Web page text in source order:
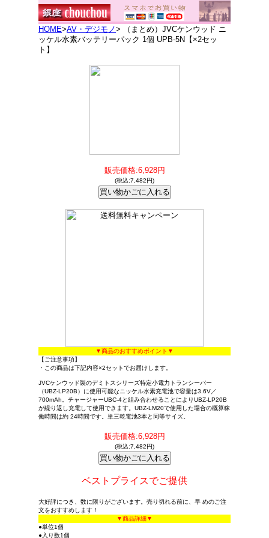
HOME>AV・デジモノ> （まとめ）JVCケンウッド ニ
ッケル水素バッテリーパック 1個 UPB-5N【×2セッ
ト】
販売価格:6,928円
(税込:7,482円)
▼商品のおすすめポイント▼
【ご注意事項】
・この商品は下記内容×2セットでお届けします。
JVCケンウッド製のデミトスシリーズ特定小電力トランシーバー
（UBZ‐LP20B）に使用可能なニッケル水素充電池で容量は3.6V／
700mAh。チャージャーUBC‐4と組み合わせることによりUBZ‐LP20B
が繰り返し充電して使用できます。UBZ-LM20で使用した場合の概算稼
働時間は約 24時間です。単三乾電池3本と同等サイズ。
販売価格:6,928円
(税込:7,482円)
ベストプライスでご提供
大好評につき、数に限りがございます。売り切れる前に、早 めのご注
文をおすすめします！
▼商品詳細▼
●単位1個
●入り数1個